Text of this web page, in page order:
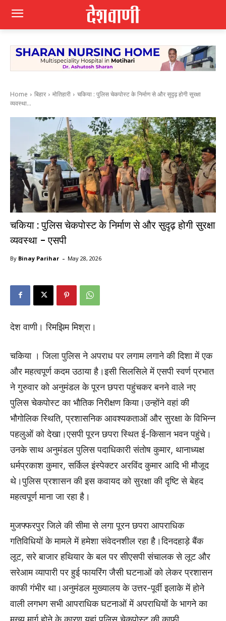
Home बिहार मोतिहारी
चकिया : पुलिस चेकपोस्ट के निर्माण से और सुदृढ़ होगी सुरक्षा
व्यवस्था...
चकिया : पुलिस चेकपोस्ट के निर्माण से और सुदृढ़ होगी सुरक्षा
व्यवस्था – एसपी
By Binay Parihar - May 28, 2026
देश वाणी। रिमझिम मिश्रा।
चकिया । जिला पुलिस ने अपराध पर लगाम लगाने की दिशा में एक
और महत्वपूर्ण कदम उठाया है।इसी सिलसिले में एसपी स्वर्ण प्रभात
ने गुरुवार को अनुमंडल के पूरन छपरा पहुंचकर बनने वाले नए
पुलिस चेकपोस्ट का भौतिक निरीक्षण किया।उन्होंने वहां की
भौगोलिक स्थिति, प्रशासनिक आवश्यकताओं और सुरक्षा के विभिन्न
पहलुओं को देखा।एसपी पूरन छपरा स्थित ई-किसान भवन पहुंचे।
उनके साथ अनुमंडल पुलिस पदाधिकारी संतोष कुमार, थानाध्यक्ष
धर्मप्रकाश कुमार, सर्किल इंस्पेक्टर अरविंद कुमार आदि भी मौजूद
थे।पुलिस प्रशासन की इस कवायद को सुरक्षा की दृष्टि से बेहद
महत्वपूर्ण माना जा रहा है।
मुजफ्फरपुर जिले की सीमा से लगा पूरन छपरा आपराधिक
गतिविधियों के मामले में हमेशा संवेदनशील रहा है।दिनदहाड़े बैंक
लूट, सरे बाजार हथियार के बल पर सीएसपी संचालक से लूट और
सरेआम व्यापारी पर हुई फायरिंग जैसी घटनाओं को लेकर प्रशासन
काफी गंभीर था।अनुमंडल मुख्यालय के उत्तर-पूर्वी इलाके में होने
वाली लगभग सभी आपराधिक घटनाओं में अपराधियों के भागने का